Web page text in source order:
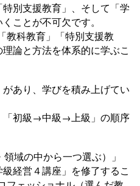
別支援教育」、そして「学
ことが不可欠です。
教科教育」「特別支援教
論と方法を体系的に学ぶこ
あり、学びを積み上げてい
「初級→中級→上級」の順序
域の中から一つ選ぶ）」
経営４講座」を修了するこ